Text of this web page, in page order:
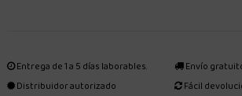
Entrega de 1 a 5 días laborables.
Distribuidor autorizado
Envío
Fácil